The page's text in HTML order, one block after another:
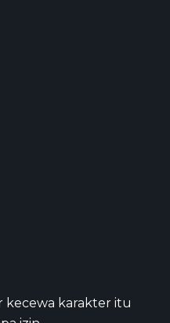
karakter itu